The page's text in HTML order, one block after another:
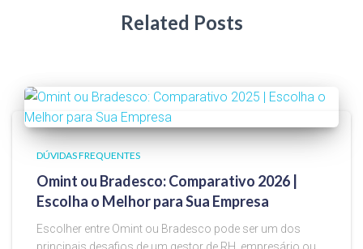
Related Posts
DÚVIDAS FREQUENTES
Omint ou Bradesco: Comparativo 2026 |
Escolha o Melhor para Sua Empresa
Escolher entre Omint ou Bradesco pode ser um dos